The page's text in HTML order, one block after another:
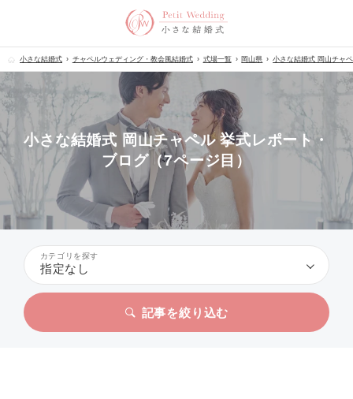
小さな結婚式 チャペルウェディング・教会風結婚式 式場一覧 岡山県 小さな結婚式 岡山チャ
小さな結婚式 岡山チャペル 挙式レポート・
ブログ（7ページ目）
カテゴリを探す
指定なし
記事を絞り込む